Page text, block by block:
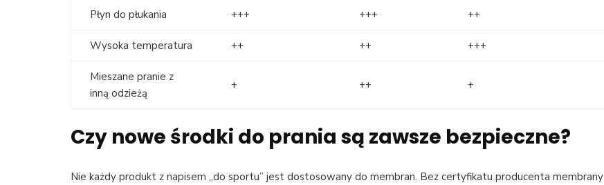
Płyn do płukania +++ +++ ++
Wysoka temperatura ++ ++ +++
Mieszane pranie z
inną odzieżą
+ ++ +
Czy nowe środki do prania są zawsze bezpieczne?
Nie każdy produkt z napisem „do sportu” jest dostosowany do membran. Bez certyfikatu producenta membrany